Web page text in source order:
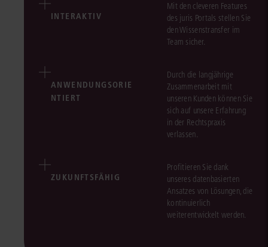
INTERAKTIV
Mit den cleveren Features
des juris Portals stellen Sie
den Wissenstransfer im
Team sicher.
ANWENDUNGSORIE
NTIERT
Durch die langjährige
Zusammenarbeit mit
unseren Kunden können Sie
sich auf unsere Erfahrung
in der Rechtspraxis
verlassen.
ZUKUNFTSFÄHIG
Profitieren Sie dank
unseres datenbasierten
Ansatzes von Lösungen, die
kontinuierlich
weiterentwickelt werden.